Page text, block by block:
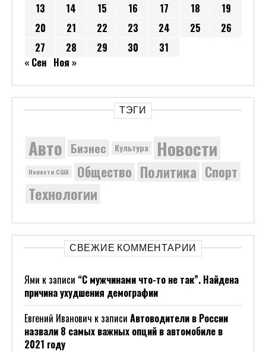
13
14 15 16 17 18
19
20
21 22 23 24 25
26
27
28 29 30
31
« Сен Ноя »
ТЭГИ
Авто Бизнес Культура Новости
Новости США Общество Политика Спорт
Технологии
СВЕЖИЕ КОММЕНТАРИИ
Ями к записи “С мужчинами что-то не так”. Найдена
причина ухудшения демографии
Евгений Иванович к записи Автоводители в России
назвали 8 самых важных опций в автомобиле в
2021 году